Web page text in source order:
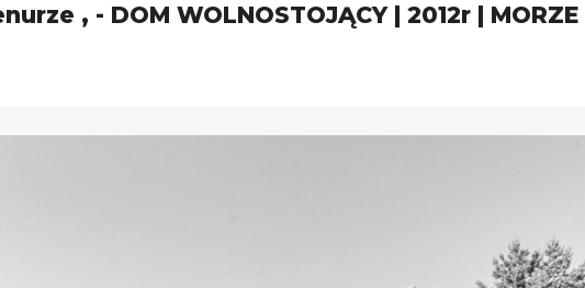
, - DOM WOLNOSTOJĄCY | 2012r | MORZE